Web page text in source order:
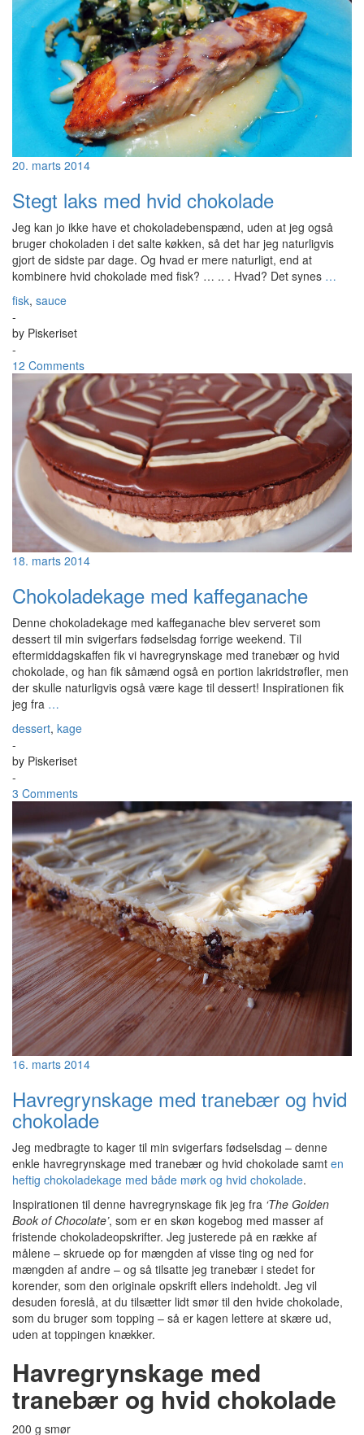
20. marts 2014
Stegt laks med hvid chokolade
Jeg kan jo ikke have et chokoladebenspænd, uden at jeg også
bruger chokoladen i det salte køkken, så det har jeg naturligvis
gjort de sidste par dage. Og hvad er mere naturligt, end at
kombinere hvid chokolade med fisk? … .. . Hvad? Det synes …
fisk, sauce
-
by Piskeriset
-
12 Comments
18. marts 2014
Chokoladekage med kaffeganache
Denne chokoladekage med kaffeganache blev serveret som
dessert til min svigerfars fødselsdag forrige weekend. Til
eftermiddagskaffen fik vi havregrynskage med tranebær og hvid
chokolade, og han fik såmænd også en portion lakridstrøfler, men
der skulle naturligvis også være kage til dessert! Inspirationen fik
jeg fra …
dessert, kage
-
by Piskeriset
-
3 Comments
16. marts 2014
Havregrynskage med tranebær og hvid
chokolade
Jeg medbragte to kager til min svigerfars fødselsdag – denne
enkle havregrynskage med tranebær og hvid chokolade samt en
heftig chokoladekage med både mørk og hvid chokolade.
Inspirationen til denne havregrynskage fik jeg fra ‘The Golden
Book of Chocolate’, som er en skøn kogebog med masser af
fristende chokoladeopskrifter. Jeg justerede på en række af
målene – skruede op for mængden af visse ting og ned for
mængden af andre – og så tilsatte jeg tranebær i stedet for
korender, som den originale opskrift ellers indeholdt. Jeg vil
desuden foreslå, at du tilsætter lidt smør til den hvide chokolade,
som du bruger som topping – så er kagen lettere at skære ud,
uden at toppingen knækker.
Havregrynskage med
tranebær og hvid chokolade
200 g smør